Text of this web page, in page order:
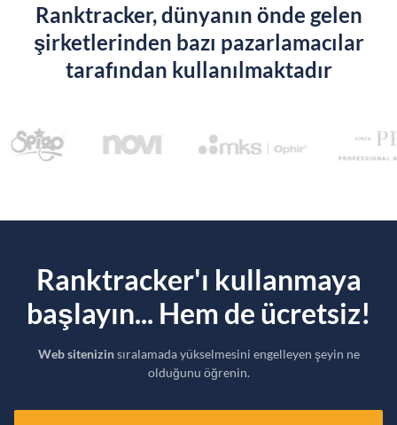
Ranktracker, dünyanın önde gelen
şirketlerinden bazı pazarlamacılar
tarafından kullanılmaktadır
Ranktracker'ı kullanmaya
başlayın... Hem de ücretsiz!
Web sitenizinsıralamada yükselmesini engelleyen şeyin ne
olduğunu öğrenin.